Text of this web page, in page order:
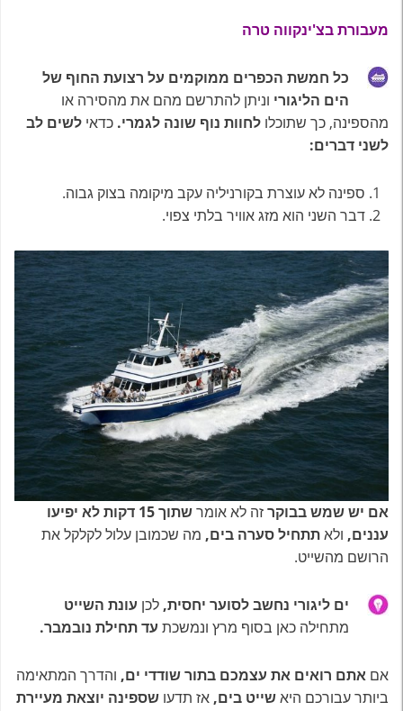
מעבורת בצ'ינקווה טרה
כל חמשת הכפרים ממוקמים על רצועת החוף של
הים הליגורי וניתן להתרשם מהם את מהסירה או
מהספינה, כך שתוכלו לחוות נוף שונה לגמרי. כדאי לשים לב
לשני דברים:
ספינה לא עוצרת בקורניליה עקב מיקומה בצוק גבוה.
דבר השני הוא מזג אוויר בלתי צפוי.
אם יש שמש בבוקרזה לא אומר
שתוך 15 דקות לא יפיעו
עננים, ולאתתחיל סערה בים, מה שכמובן עלול לקלקל את
הרושם מהשייט.
ים ליגורי נחשב לסוער יחסית, לכן עונת השייט
מתחילה כאן בסוף מרץ ונמשכת עד תחילת נובמבר.
אם אתם רואים את עצמכם בתור שודדי ים, והדרך המתאימה
ביותר עבורכם היאשייט בים, אז תדעו שספינה יוצאת מעיירת